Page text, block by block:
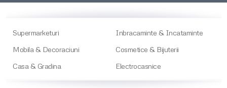
Supermarketuri
Inbracaminte & Incataminte
Mobila & Decoraciuni
Cosmetice & Bijuterii
Casa & Gradina
Electrocasnice